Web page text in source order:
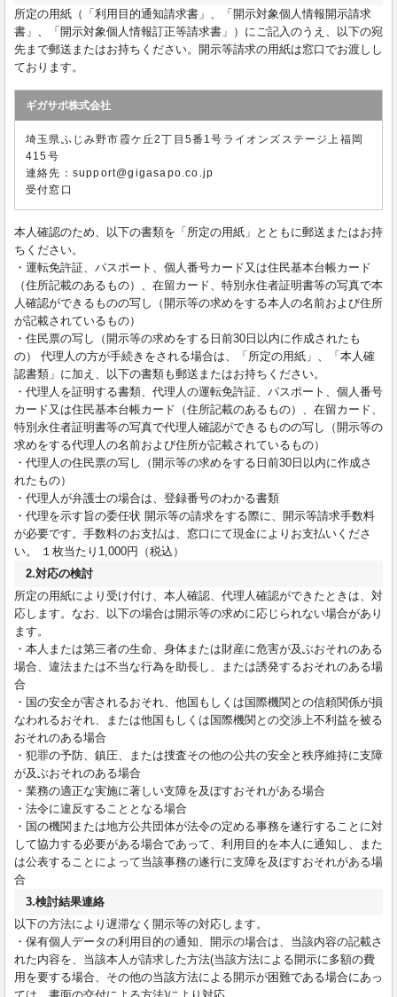
所定の用紙（「利用目的通知請求書」、「開示対象個人情報開示請求
書」、「開示対象個人情報訂正等請求書」）にご記入のうえ、以下の宛
先まで郵送またはお持ちください。開示等請求の用紙は窓口でお渡しし
ております。
ギガサポ株式会社
埼玉県ふじみ野市霞ケ丘2丁目5番1号ライオンズステージ上福岡
415号
連絡先：support@gigasapo.co.jp
受付窓口
本人確認のため、以下の書類を「所定の用紙」とともに郵送またはお持
ちください。
・運転免許証、パスポート、個人番号カード又は住民基本台帳カード
（住所記載のあるもの）、在留カード、特別永住者証明書等の写真で本
人確認ができるものの写し（開示等の求めをする本人の名前および住所
が記載されているもの）
・住民票の写し（開示等の求めをする日前30日以内に作成されたも
の） 代理人の方が手続きをされる場合は、「所定の用紙」、「本人確
認書類」に加え、以下の書類も郵送またはお持ちください。
・代理人を証明する書類、代理人の運転免許証、パスポート、個人番号
カード又は住民基本台帳カード（住所記載のあるもの）、在留カード、
特別永住者証明書等の写真で代理人確認ができるものの写し（開示等の
求めをする代理人の名前および住所が記載されているもの）
・代理人の住民票の写し（開示等の求めをする日前30日以内に作成さ
れたもの）
・代理人が弁護士の場合は、登録番号のわかる書類
・代理を示す旨の委任状 開示等の請求をする際に、開示等請求手数料
が必要です。手数料のお支払は、窓口にて現金によりお支払いくださ
い。 １枚当たり1,000円（税込）
2.対応の検討
所定の用紙により受け付け、本人確認、代理人確認ができたときは、対
応します。なお、以下の場合は開示等の求めに応じられない場合があり
ます。
・本人または第三者の生命、身体または財産に危害が及ぶおそれのある
場合、違法または不当な行為を助長し、または誘発するおそれのある場
合
・国の安全が害されるおそれ、他国もしくは国際機関との信頼関係が損
なわれるおそれ、または他国もしくは国際機関との交渉上不利益を被る
おそれのある場合
・犯罪の予防、鎮圧、または捜査その他の公共の安全と秩序維持に支障
が及ぶおそれのある場合
・業務の適正な実施に著しい支障を及ぼすおそれがある場合
・法令に違反することとなる場合
・国の機関または地方公共団体が法令の定める事務を遂行することに対
して協力する必要がある場合であって、利用目的を本人に通知し、また
は公表することによって当該事務の遂行に支障を及ぼすおそれがある場
合
3.検討結果連絡
以下の方法により遅滞なく開示等の対応します。
・保有個人データの利用目的の通知、開示の場合は、当該内容の記載さ
れた内容を、当該本人が請求した方法(当該方法による開示に多額の費
用を要する場合、その他の当該方法による開示が困難である場合にあっ